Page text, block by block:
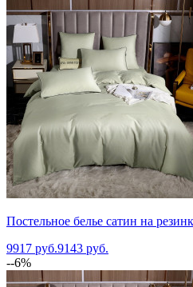
Постельное белье сатин на
9917 руб.9143 руб.
--6%